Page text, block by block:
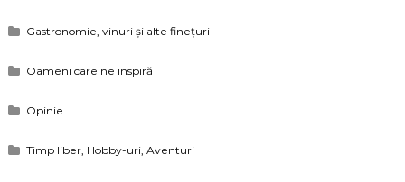
Gastronomie, vinuri și alte finețuri
Oameni care ne inspiră
Opinie
Timp liber, Hobby-uri, Aventuri